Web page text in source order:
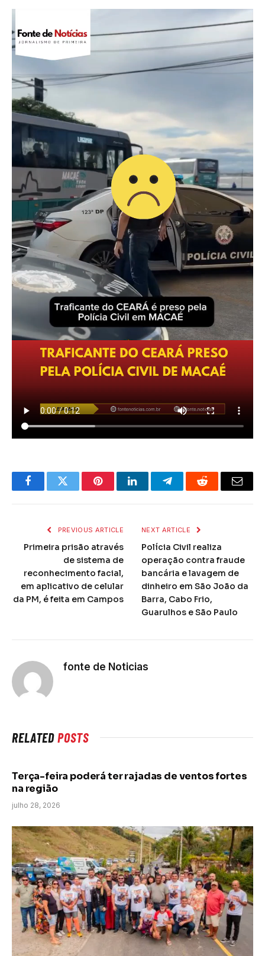
FacebookTwitter PinterestLinkedInTelegramReddit Email
PREVIOUS ARTICLE
Primeira prisão através
de sistema de
reconhecimento facial,
em aplicativo de celular
da PM, é feita em Campos
NEXT ARTICLE
Polícia Civil realiza
operação contra fraude
bancária e lavagem de
dinheiro em São João da
Barra, Cabo Frio,
Guarulhos e São Paulo
fonte de Noticias
RELATEDPOSTS
Terça-feira poderá ter rajadas de ventos fortes
na região
julho 28, 2026